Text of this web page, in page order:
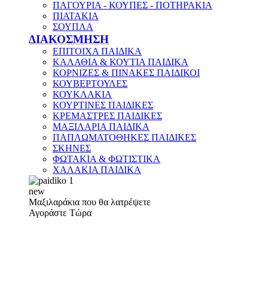
ΠΑΓΟΥΡΙΑ - ΚΟΥΠΕΣ - ΠΟΤΗΡΑΚΙΑ
ΠΙΑΤΑΚΙΑ
ΣΟΥΠΛΑ
ΔΙΑΚΟΣΜΗΣΗ
ΕΠΙΤΟΙΧΑ ΠΑΙΔΙΚΑ
ΚΑΛΑΘΙΑ & ΚΟΥΤΙΑ ΠΑΙΔΙΚΑ
ΚΟΡΝΙΖΕΣ & ΠΙΝΑΚΕΣ ΠΑΙΔΙΚΟΙ
ΚΟΥΒΕΡΤΟΥΛΕΣ
ΚΟΥΚΛΑΚΙΑ
ΚΟΥΡΤΙΝΕΣ ΠΑΙΔΙΚΕΣ
ΚΡΕΜΑΣΤΡΕΣ ΠΑΙΔΙΚΕΣ
ΜΑΞΙΛΑΡΙΑ ΠΑΙΔΙΚΑ
ΠΑΠΛΩΜΑΤΟΘΗΚΕΣ ΠΑΙΔΙΚΕΣ
ΣΚΗΝΕΣ
ΦΩΤΑΚΙΑ & ΦΩΤΙΣΤΙΚΑ
ΧΑΛΑΚΙΑ ΠΑΙΔΙΚΑ
new
Μαξιλαράκια που θα λατρέψετε
Αγοράστε Τώρα